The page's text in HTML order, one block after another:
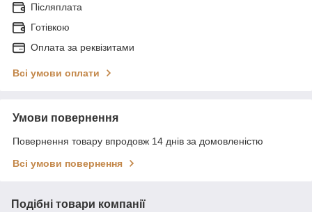
Післяплата
Готівкою
Оплата за реквізитами
Всі умови оплати
Умови повернення
Повернення товару впродовж 14 днів за домовленістю
Всі умови повернення
Подібні товари компанії